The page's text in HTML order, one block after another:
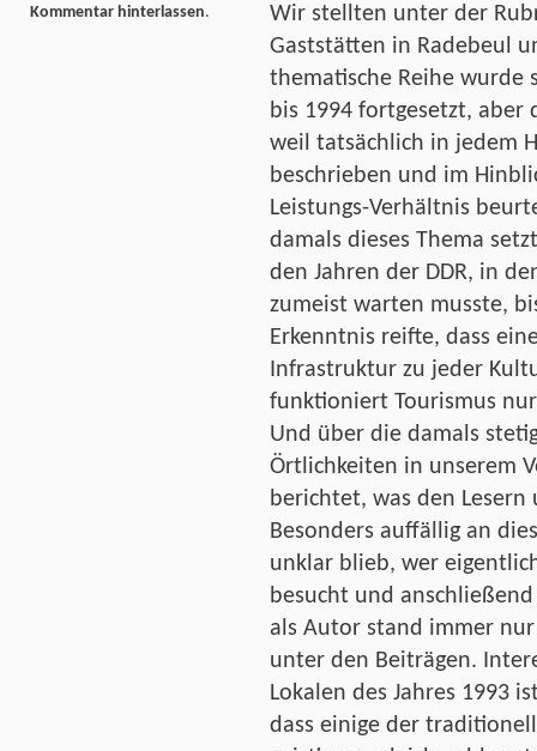
Wir stellten unter der
Gaststätten in Radebeul
thematische Reihe wurde
bis 1994 fortgesetzt, aber
weil tatsächlich in jedem
beschrieben und im
Leistungs-Verhältnis
damals dieses Thema
den Jahren der DDR, in
zumeist warten musste,
Erkenntnis reifte, dass
Infrastruktur zu jeder
funktioniert Tourismus
Und über die damals
Örtlichkeiten in unserem
berichtet, was den
Besonders auffällig an
unklar blieb, wer
besucht und
als Autor stand immer
unter den Beiträgen.
Lokalen des Jahres 1993
dass einige der
Kommentar hinterlassen.